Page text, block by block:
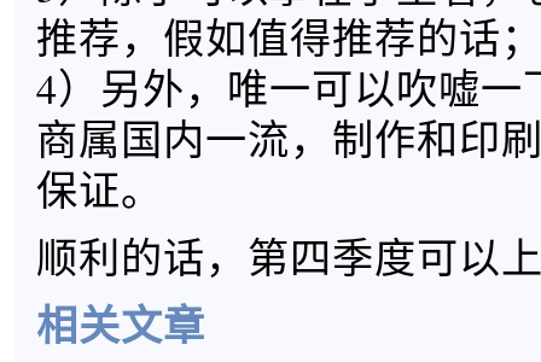
推荐，假如值得推荐的话
4）另外，唯一可以吹嘘一
商属国内一流，制作和印
保证。
顺利的话，第四季度可以
相关文章